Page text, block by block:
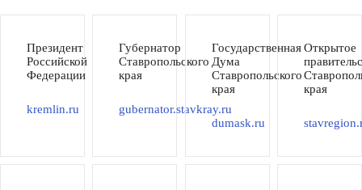
Президент
Российской
Федерации
kremlin.ru
Губернатор
Ставропольского
края
gubernator.stavkray.ru
Государственная
Дума
Ставропольского
края
dumask.ru
Открытое
края